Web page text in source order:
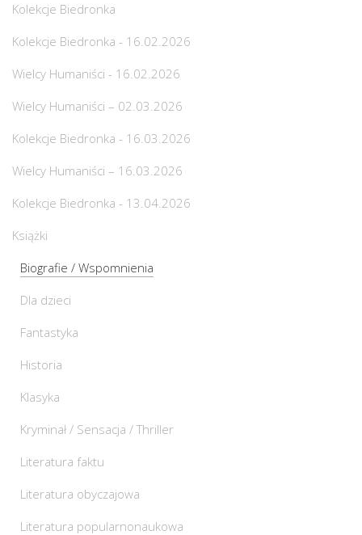
Kolekcje Biedronka
Kolekcje Biedronka - 16.02.2026
Wielcy Humaniści - 16.02.2026
Wielcy Humaniści – 02.03.2026
Kolekcje Biedronka - 16.03.2026
Wielcy Humaniści – 16.03.2026
Kolekcje Biedronka - 13.04.2026
Książki
Biografie / Wspomnienia
Dla dzieci
Fantastyka
Historia
Klasyka
Kryminał / Sensacja / Thriller
Literatura faktu
Literatura obyczajowa
Literatura popularnonaukowa